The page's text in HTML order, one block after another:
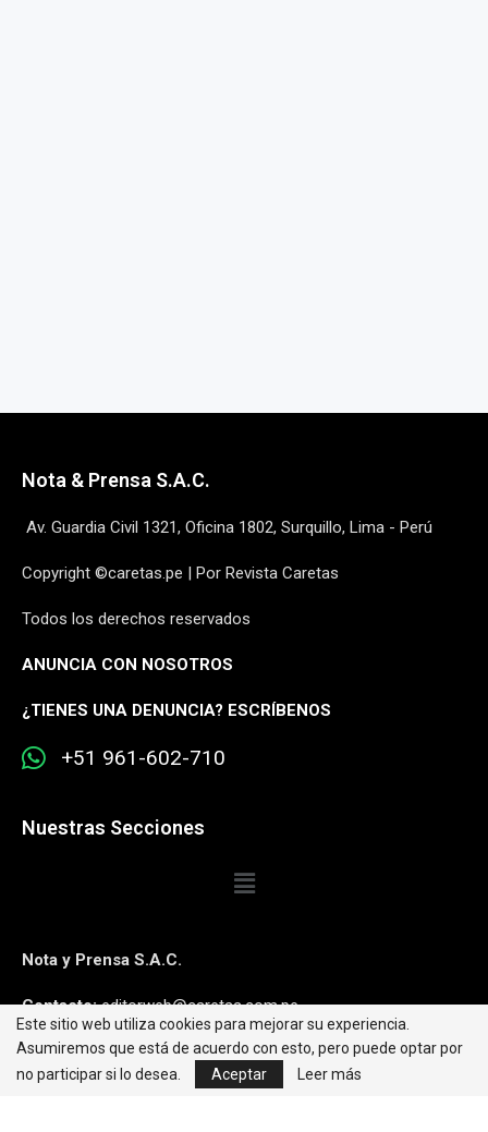
Nota & Prensa S.A.C.
Av. Guardia Civil 1321, Oficina 1802, Surquillo, Lima - Perú
Copyright ©caretas.pe | Por Revista Caretas
Todos los derechos reservados
ANUNCIA CON NOSOTROS
¿TIENES UNA DENUNCIA? ESCRÍBENOS
+51 961-602-710
Nuestras Secciones
Nota y Prensa S.A.C.
Contacto:editorweb@caretas.com.pe
Síguenos:
Este sitio web utiliza cookies para mejorar su experiencia.
Asumiremos que está de acuerdo con esto, pero puede optar por
no participar si lo desea.
Aceptar Leer más